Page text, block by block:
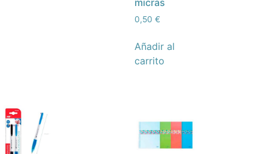
micras
0,50 €
Añadir al
carrito